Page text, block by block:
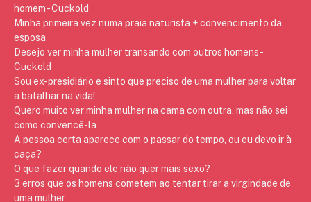
homem - Cuckold
Minha primeira vez numa praia naturista + convencimento da
esposa
Desejo ver minha mulher transando com outros homens -
Cuckold
Sou ex-presidiário e sinto que preciso de uma mulher para voltar
a batalhar na vida!
Quero muito ver minha mulher na cama com outra, mas não sei
como convencê-la
A pessoa certa aparece com o passar do tempo, ou eu devo ir à
caça?
O que fazer quando ele não quer mais sexo?
3 erros que os homens cometem ao tentar tirar a virgindade de
uma mulher